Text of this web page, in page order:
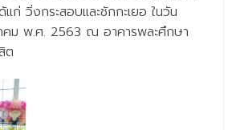
ก่ วิ่งกระสอบและชักกะเยอ ในวัน
คม พ.ศ. 2563 ณ อาคารพละศึกษา
ต